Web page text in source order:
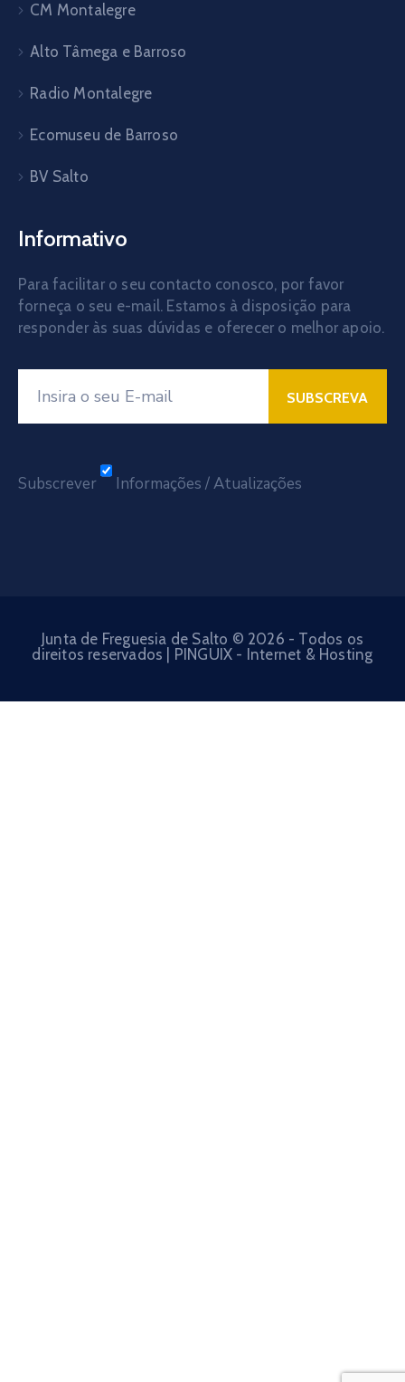
CM Montalegre
Alto Tâmega e Barroso
Radio Montalegre
Ecomuseu de Barroso
BV Salto
Informativo
Para facilitar o seu contacto conosco, por favor
forneça o seu e-mail. Estamos à disposição para
responder às suas dúvidas e oferecer o melhor apoio.
Subscrever Informações / Atualizações
Junta de Freguesia de Salto © 2026 - Todos os
direitos reservados | PINGUIX - Internet & Hosting